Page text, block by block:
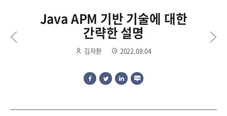
Java APM 기반 기술에 대한
간략한 설명
김자환 2022.08.04